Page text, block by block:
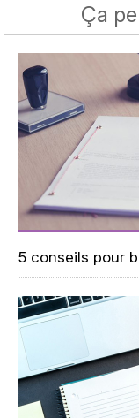
Ça
5 conseils pour